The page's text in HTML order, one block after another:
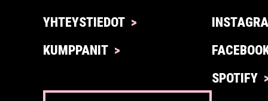
YHTEYSTIEDOT
KUMPPANIT
SPOTIFY